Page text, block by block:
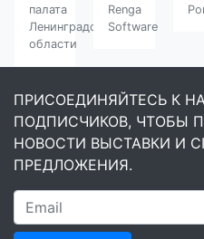
палата
Ленинградской
области
Renga
Software
ПРИСОЕДИНЯЙТЕСЬ К
ПОДПИСЧИКОВ, ЧТОБЫ
НОВОСТИ ВЫСТАВКИ И
ПРЕДЛОЖЕНИЯ.